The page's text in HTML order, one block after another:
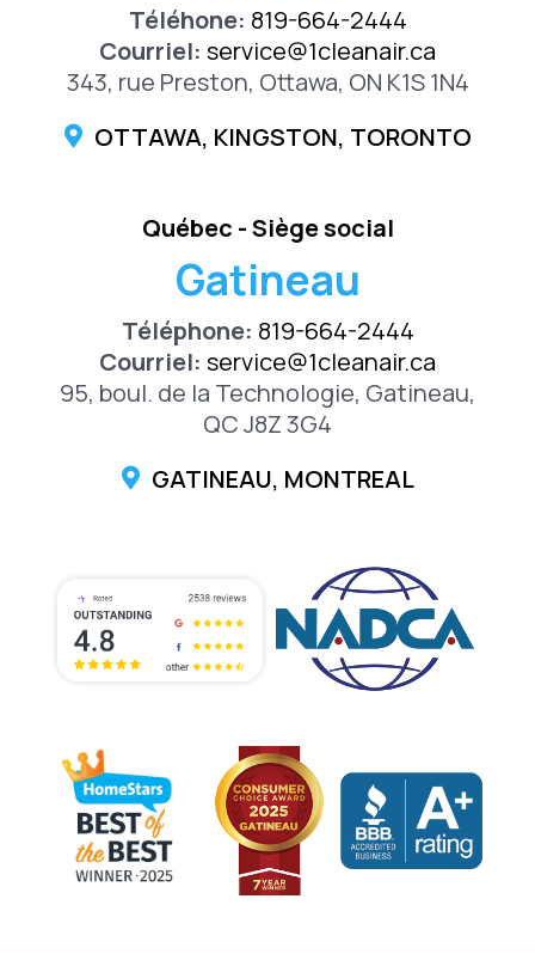
Téléhone: 819-664-2444
Courriel: service@1cleanair.ca
343, rue Preston, Ottawa, ON K1S 1N4
OTTAWA, KINGSTON, TORONTO
Québec - Siège social
Gatineau
Téléphone: 819-664-2444
Courriel: service@1cleanair.ca
95, boul. de la Technologie, Gatineau,
QC J8Z 3G4
GATINEAU, MONTREAL